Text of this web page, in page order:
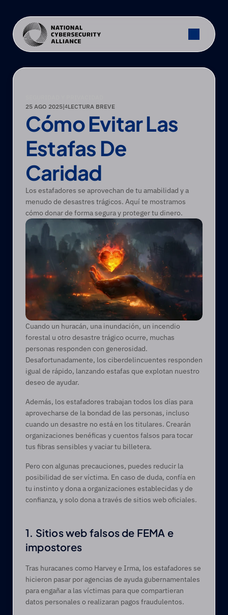
25 AGO 2025|4LECTURA BREVE
Cómo Evitar Las
Estafas De
Caridad
Los estafadores se aprovechan de tu amabilidad y a
menudo de desastres trágicos. Aquí te mostramos
cómo donar de forma segura y proteger tu dinero.
Cuando un huracán, una inundación, un incendio
forestal u otro desastre trágico ocurre, muchas
personas responden con generosidad.
Desafortunadamente, los ciberdelincuentes responden
igual de rápido, lanzando estafas que explotan nuestro
deseo de ayudar.
Además, los estafadores trabajan todos los días para
aprovecharse de la bondad de las personas, incluso
cuando un desastre no está en los titulares. Crearán
organizaciones benéficas y cuentos falsos para tocar
tus fibras sensibles y vaciar tu billetera.
Pero con algunas precauciones, puedes reducir la
posibilidad de ser víctima. En caso de duda, confía en
tu instinto y dona a organizaciones establecidas y de
confianza, y solo dona a través de sitios web oficiales.
1. Sitios web falsos de FEMA e
impostores
Tras huracanes como Harvey e Irma, los estafadores se
hicieron pasar por agencias de ayuda gubernamentales
para engañar a las víctimas para que compartieran
datos personales o realizaran pagos fraudulentos.